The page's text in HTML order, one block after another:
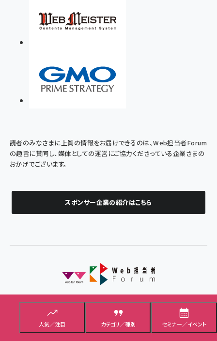
人気／注目 カテゴリ／種別 セミナー／イベント
読者のみなさまに上質の情報をお届けできるのは、Web担当者Forum
の趣旨に賛同し、媒体としての運営にご協力くださっている企業さまの
おかげでございます。
スポンサー企業の紹介はこちら
析・SNS・UX・CMSなど
メルマガFacebookX(エックス)BlueskyGoogleニュ
RSS